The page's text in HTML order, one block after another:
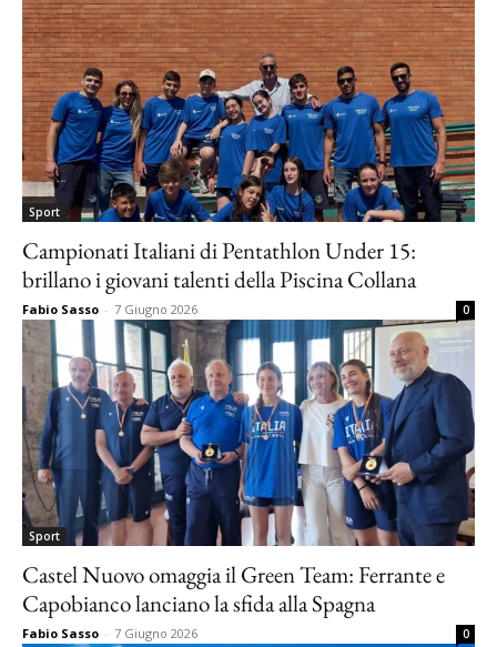
Sport
Campionati Italiani di Pentathlon Under 15:
brillano i giovani talenti della Piscina Collana
Fabio Sasso - 7 Giugno 2026 0
Sport
Castel Nuovo omaggia il Green Team: Ferrante e
Capobianco lanciano la sfida alla Spagna
Fabio Sasso - 7 Giugno 2026 0